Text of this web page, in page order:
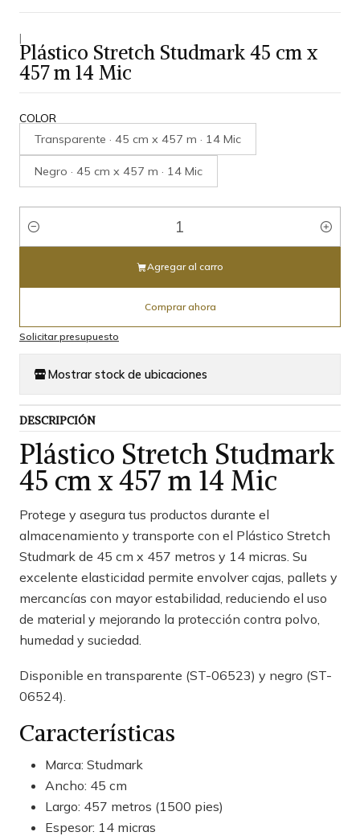
|
Plástico Stretch Studmark 45 cm x
457 m 14 Mic
COLOR
Transparente · 45 cm x 457 m · 14 Mic
Negro · 45 cm x 457 m · 14 Mic
Cantidad
Agregar al carro
Comprar ahora
Solicitar presupuesto
Mostrar stock de ubicaciones
DESCRIPCIÓN
Plástico Stretch Studmark
45 cm x 457 m 14 Mic
Protege y asegura tus productos durante el
almacenamiento y transporte con el Plástico Stretch
Studmark de 45 cm x 457 metros y 14 micras. Su
excelente elasticidad permite envolver cajas, pallets y
mercancías con mayor estabilidad, reduciendo el uso
de material y mejorando la protección contra polvo,
humedad y suciedad.
Disponible en transparente (ST-06523) y negro (ST-
06524).
Características
Marca: Studmark
Ancho: 45 cm
Largo: 457 metros (1500 pies)
Espesor: 14 micras